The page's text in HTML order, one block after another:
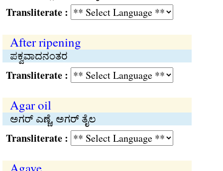
:
After ripening
ಪಕ್ವವಾದನಂತರ
:
Agar oil
ಅಗರ್ ಎಣ್ಣೆ, ಅಗರ್ ತೈಲ
: